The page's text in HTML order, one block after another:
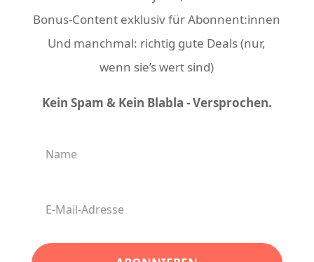
Bonus-Content exklusiv für Abonnent:innen
Und manchmal: richtig gute Deals (nur,
wenn sie’s wert sind)
Kein Spam & Kein Blabla - Versprochen.